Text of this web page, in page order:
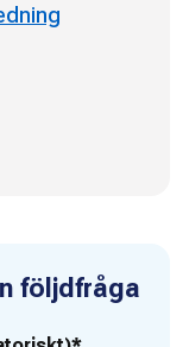
följdfråga